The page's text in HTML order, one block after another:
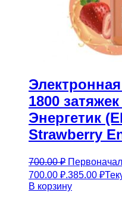
1800
Энергетик
Strawberry
700.00₽
700.00 ₽.385.00 ₽
В корзину